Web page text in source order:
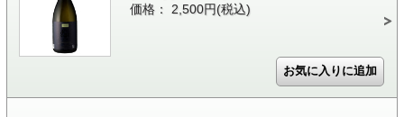
価格： 2,500円(税込)